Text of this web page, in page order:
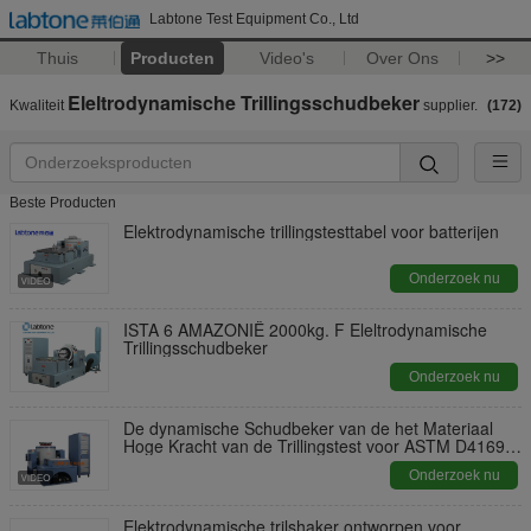
Labtone Test Equipment Co., Ltd
Thuis Producten Video's Over Ons >>
Kwaliteit Eleltrodynamische Trillingsschudbeker supplier. (172)
Beste Producten
Elektrodynamische trillingstesttabel voor batterijen
Onderzoek nu
ISTA 6 AMAZONIË 2000kg. F Eleltrodynamische
Trillingsschudbeker
Onderzoek nu
De dynamische Schudbeker van de het Materiaal
Hoge Kracht van de Trillingstest voor ASTM D4169-
Onderzoek nu
Elektrodynamische trilshaker ontworpen voor